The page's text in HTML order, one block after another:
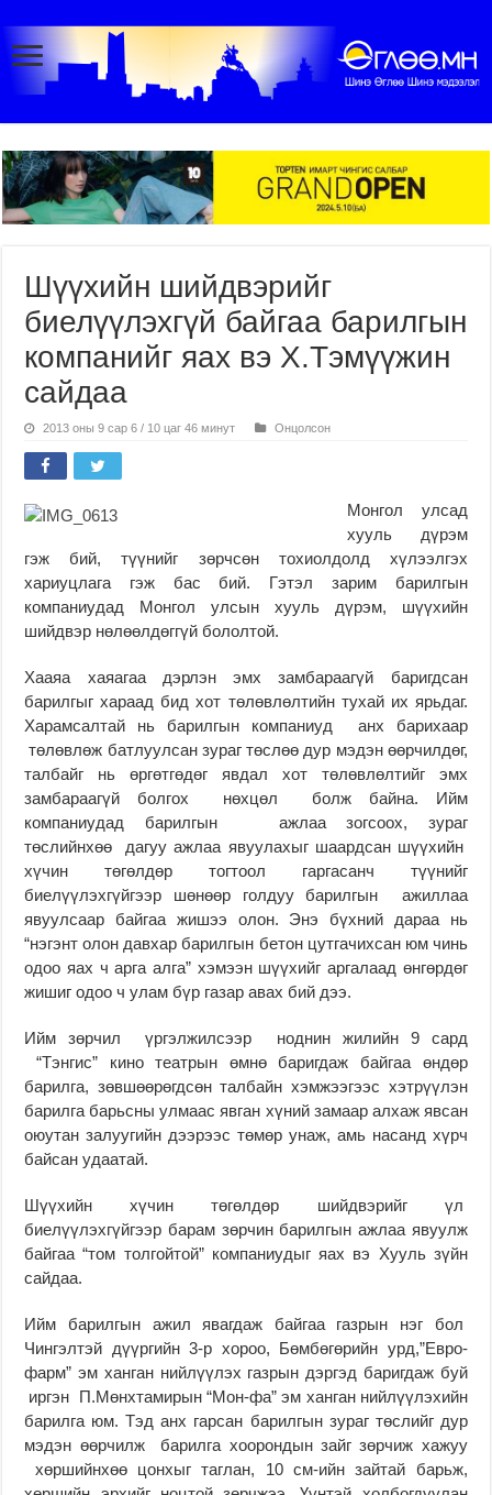
Шүүхийн шийдвэрийг
биелүүлэхгүй байгаа барилгын
компанийг яах вэ Х.Тэмүүжин
сайдаа
2013 оны 9 сар 6 / 10 цаг 46 минут Онцолсон
Монгол улсад
хууль дүрэм
гэж бий, түүнийг зөрчсөн тохиолдолд хүлээлгэх
хариуцлага гэж бас бий. Гэтэл зарим барилгын
компаниудад Монгол улсын хууль дүрэм, шүүхийн
шийдвэр нөлөөлдөггүй бололтой.
Хааяа хаяагаа дэрлэн эмх замбараагүй баригдсан
барилгыг хараад бид хот төлөвлөлтийн тухай их ярьдаг.
Харамсалтай нь барилгын компаниуд анх барихаар
төлөвлөж батлуулсан зураг төслөө дур мэдэн өөрчилдөг,
талбайг нь өргөтгөдөг явдал хот төлөвлөлтийг эмх
замбараагүй болгох нөхцөл болж байна. Ийм
компаниудад барилгын ажлаа зогсоох, зураг
төслийнхөө дагуу ажлаа явуулахыг шаардсан шүүхийн
хүчин төгөлдөр тогтоол гаргасанч түүнийг
биелүүлэхгүйгээр шөнөөр голдуу барилгын ажиллаа
явуулсаар байгаа жишээ олон. Энэ бүхний дараа нь
“нэгэнт олон давхар барилгын бетон цутгачихсан юм чинь
одоо яах ч арга алга” хэмээн шүүхийг аргалаад өнгөрдөг
жишиг одоо ч улам бүр газар авах бий дээ.
Ийм зөрчил үргэлжилсээр ноднин жилийн 9 сард
“Тэнгис” кино театрын өмнө баригдаж байгаа өндөр
барилга, зөвшөөрөгдсөн талбайн хэмжээгээс хэтрүүлэн
барилга барьсны улмаас явган хүний замаар алхаж явсан
оюутан залуугийн дээрээс төмөр унаж, амь насанд хүрч
байсан удаатай.
Шүүхийн хүчин төгөлдөр шийдвэрийг үл
биелүүлэхгүйгээр барам зөрчин барилгын ажлаа явуулж
байгаа “том толгойтой” компаниудыг яах вэ Хууль зүйн
сайдаа.
Ийм барилгын ажил явагдаж байгаа газрын нэг бол
Чингэлтэй дүүргийн 3-р хороо, Бөмбөгөрийн урд,”Евро-
фарм” эм ханган нийлүүлэх газрын дэргэд баригдаж буй
иргэн П.Мөнхтамирын “Мон-фа” эм ханган нийлүүлэхийн
барилга юм. Тэд анх гарсан барилгын зураг төслийг дур
мэдэн өөрчилж барилга хоорондын зайг зөрчиж хажуу
хөршийнхөө цонхыг таглан, 10 см-ийн зайтай барьж,